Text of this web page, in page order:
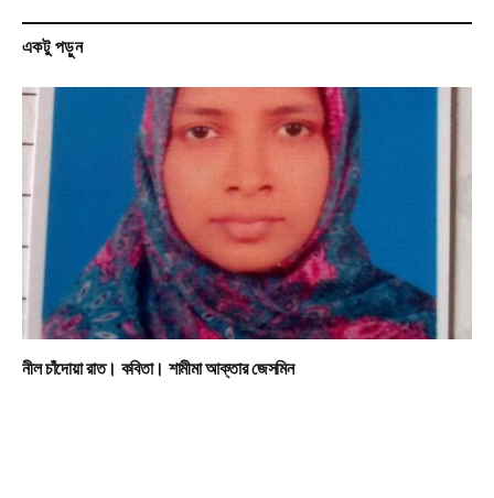
একটু পড়ুন
নীল চাঁদোয়া রাত। কবিতা। শামীমা আক্তার জেসমিন